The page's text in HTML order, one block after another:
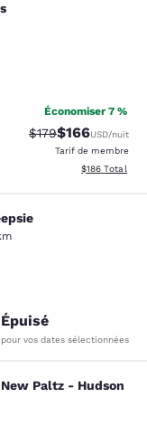
Économiser 7 %
Tarif barré :
$179Tarif réduit :
$166USD/nuit
Tarif de membre
Afficher les
$186 Total
Épuisé
pour vos dates sélectionnées
Paltz -
Paltz - Hudson